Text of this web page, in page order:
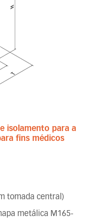
isolamento para a
fins médicos
tomada central)
metálica M165-